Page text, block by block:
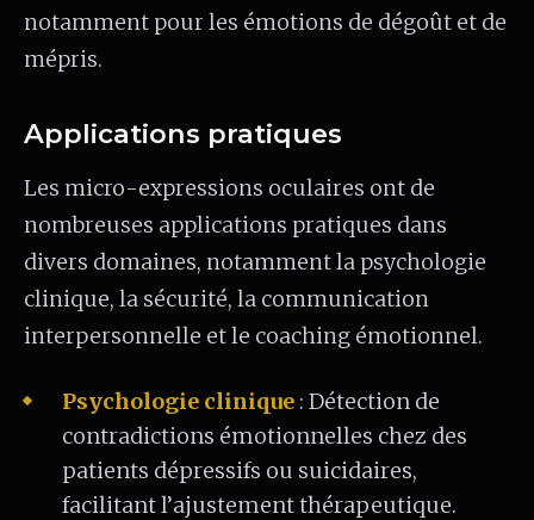
notamment pour les émotions de dégoût et de
mépris.
Applications pratiques
Les micro-expressions oculaires ont de
nombreuses applications pratiques dans
divers domaines, notamment la psychologie
clinique, la sécurité, la communication
interpersonnelle et le coaching émotionnel.
Psychologie clinique : Détection de
contradictions émotionnelles chez des
patients dépressifs ou suicidaires,
facilitant l’ajustement thérapeutique.